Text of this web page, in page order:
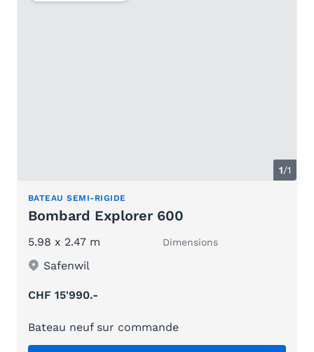
1/1
BATEAU SEMI-RIGIDE
Bombard Explorer 600
5.98 x 2.47 m Dimensions
Safenwil
CHF 15'990.-
Bateau neuf sur commande